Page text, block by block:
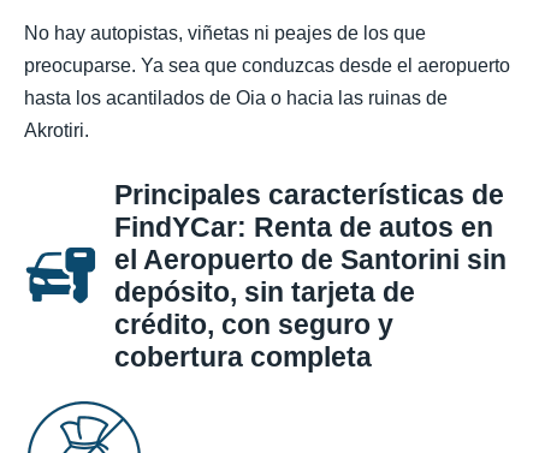
No hay autopistas, viñetas ni peajes de los que
preocuparse. Ya sea que conduzcas desde el aeropuerto
hasta los acantilados de Oia o hacia las ruinas de
Akrotiri.
Principales características de
FindYCar: Renta de autos en
el Aeropuerto de Santorini sin
depósito, sin tarjeta de
crédito, con seguro y
cobertura completa